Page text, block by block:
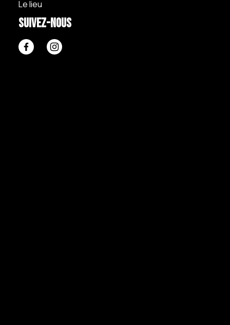
Le lieu
Suivez-nous